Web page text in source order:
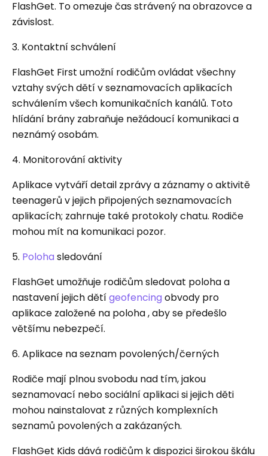
FlashGet. To omezuje čas strávený na obrazovce a
závislost.
3. Kontaktní schválení
FlashGet First umožní rodičům ovládat všechny
vztahy svých dětí v seznamovacích aplikacích
schválením všech komunikačních kanálů. Toto
hlídání brány zabraňuje nežádoucí komunikaci a
neznámý osobám.
4. Monitorování aktivity
Aplikace vytváří detail zprávy a záznamy o aktivitě
teenagerů v jejich připojených seznamovacích
aplikacích; zahrnuje také protokoly chatu. Rodiče
mohou mít na komunikaci pozor.
5. Poloha sledování
FlashGet umožňuje rodičům sledovat poloha a
nastavení jejich dětígeofencing obvody pro
aplikace založené na poloha , aby se předešlo
většímu nebezpečí.
6. Aplikace na seznam povolených/černých
Rodiče mají plnou svobodu nad tím, jakou
seznamovací nebo sociální aplikaci si jejich děti
mohou nainstalovat z různých komplexních
seznamů povolených a zakázaných.
FlashGet Kids dává rodičům k dispozici širokou škálu